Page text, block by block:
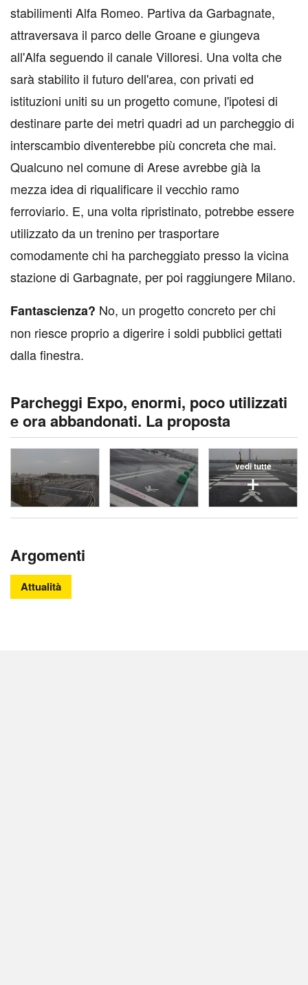
stabilimenti Alfa Romeo. Partiva da Garbagnate,
attraversava il parco delle Groane e giungeva
all'Alfa seguendo il canale Villoresi. Una volta che
sarà stabilito il futuro dell'area, con privati ed
istituzioni uniti su un progetto comune, l'ipotesi di
destinare parte dei metri quadri ad un parcheggio di
interscambio diventerebbe più concreta che mai.
Qualcuno nel comune di Arese avrebbe già la
mezza idea di riqualificare il vecchio ramo
ferroviario. E, una volta ripristinato, potrebbe essere
utilizzato da un trenino per trasportare
comodamente chi ha parcheggiato presso la vicina
stazione di Garbagnate, per poi raggiungere Milano.
Fantascienza? No, un progetto concreto per chi
non riesce proprio a digerire i soldi pubblici gettati
dalla finestra.
Parcheggi Expo, enormi, poco utilizzati
e ora abbandonati. La proposta
vedi tutte
Argomenti
Attualità